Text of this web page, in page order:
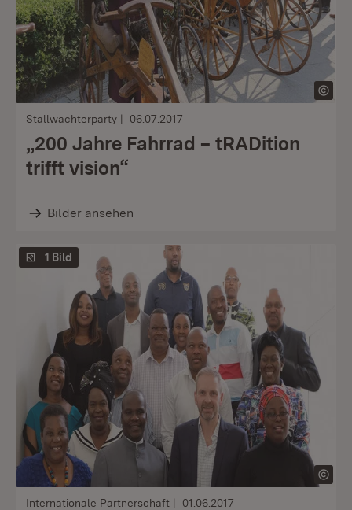
Stallwächterparty 06.07.2017
„200 Jahre Fahrrad – tRADition
trifft vision“
Bilder ansehen
1 Bild
Internationale Partnerschaft 01.06.2017